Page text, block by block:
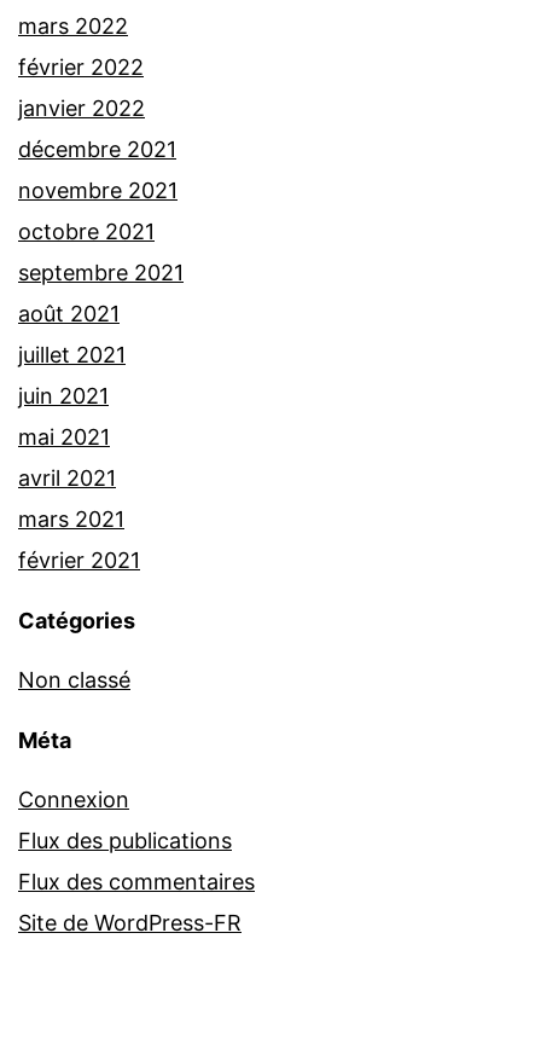
mars 2022
février 2022
janvier 2022
décembre 2021
novembre 2021
octobre 2021
septembre 2021
août 2021
juillet 2021
juin 2021
mai 2021
avril 2021
mars 2021
février 2021
Catégories
Non classé
Méta
Connexion
Flux des publications
Flux des commentaires
Site de WordPress-FR